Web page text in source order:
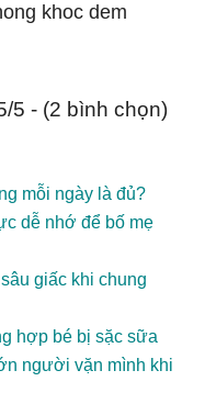
khoc dem
5 - (2 bình chọn)
mỗi ngày là đủ?
dễ nhớ để bố mẹ
giấc khi chung
hợp bé bị sặc sữa
người vặn mình khi